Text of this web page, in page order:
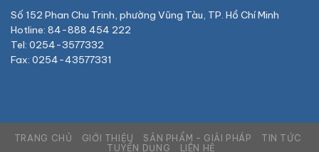
Số 152 Phan Chu Trinh, phường Vũng Tàu, TP. Hồ Chí Minh
Hotline: 84-888 454 222
Tel: 0254-3577332
Fax: 0254-43577331
TRANG CHỦ GIỚI THIỆU SẢN PHẨM – GIẢI PHÁP
TIN TỨC
TUYỂN DỤNG
LIÊN HỆ